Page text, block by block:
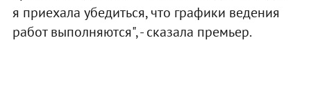
я приехала убедиться, что графики ведения
работ выполняются", - сказала премьер.